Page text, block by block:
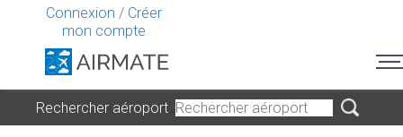
Connexion / Créer
mon compte
Rechercher aéroport